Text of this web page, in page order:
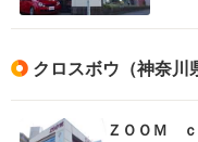
クロスボウ（神奈川
ＺＯＯＭ ｃ